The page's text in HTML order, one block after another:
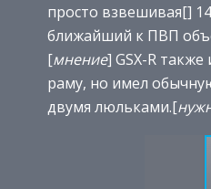
просто взвешивая[]
ближайший к ПВП
[мнение] GSX-R
раму, но имел
двумя люльками.[